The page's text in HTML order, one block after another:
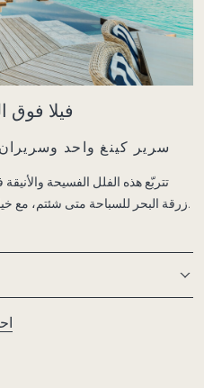
فيلا فوق
سرير كينغ واحد وسريران مزدوجان
تتربّع هذه الفلل الفسيحة
زرقة البحر للسباحة متى شئتم، مع خيار من مساحات معيشة داخلية فسيحة.